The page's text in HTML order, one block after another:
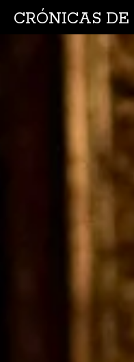
CRÓNICAS